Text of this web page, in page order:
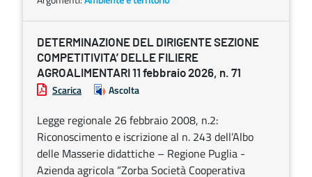
DETERMINAZIONE DEL DIRIGENTE SEZIONE
COMPETITIVITA’ DELLE FILIERE
AGROALIMENTARI 11 febbraio 2026, n. 71
Scarica Ascolta
Legge regionale 26 febbraio 2008, n.2:
Riconoscimento e iscrizione al n. 243 dell’Albo
delle Masserie didattiche – Regione Puglia -
Azienda agricola “Zorba Società Cooperativa